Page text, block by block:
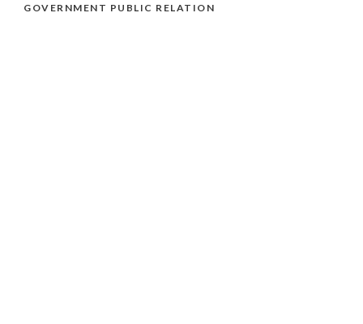
GOVERNMENT PUBLIC RELATION